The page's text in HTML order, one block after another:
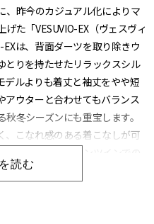
、昨今のカジュアル化によりマ
た「VESUVIO-EX（ヴェスヴィ
は、背面ダーツを取り除きウ
とりを持たせたリラックスシル
デルよりも着丈と袖丈をやや短
ウターと合わせてもバランス
冬シーズンにも重宝します。
、こなれ感のある着こなしが可